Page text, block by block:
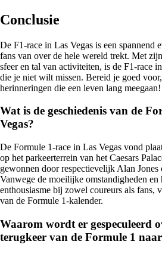
Conclusie
De F1-race in Las Vegas is een spannend
fans van over de hele wereld trekt. Met
sfeer en tal van activiteiten, is de F1-race
die je niet wilt missen. Bereid je goed
herinneringen die een leven lang meegaan!
Wat is de geschiedenis van de
Vegas?
De Formule 1-race in Las Vegas vond
op het parkeerterrein van het Caesars
gewonnen door respectievelijk Alan
Vanwege de moeilijke omstandigheden en
enthousiasme bij zowel coureurs als fans,
van de Formule 1-kalender.
Waarom wordt er gespeculeerd
terugkeer van de Formule 1